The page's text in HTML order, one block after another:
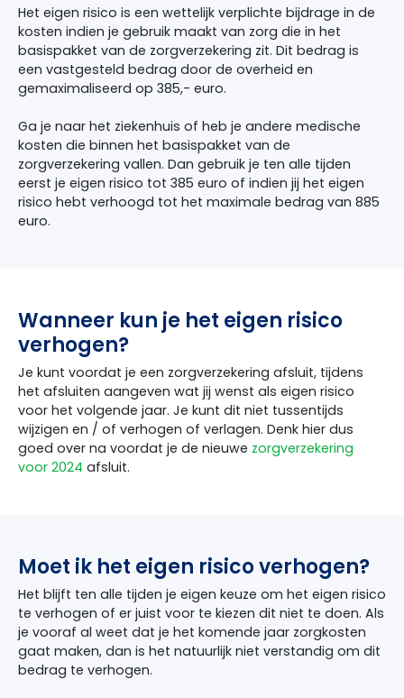
Het eigen risico is een wettelijk verplichte bijdrage in de
kosten indien je gebruik maakt van zorg die in het
basispakket van de zorgverzekering zit. Dit bedrag is
een vastgesteld bedrag door de overheid en
gemaximaliseerd op 385,- euro.
Ga je naar het ziekenhuis of heb je andere medische
kosten die binnen het basispakket van de
zorgverzekering vallen. Dan gebruik je ten alle tijden
eerst je eigen risico tot 385 euro of indien jij het eigen
risico hebt verhoogd tot het maximale bedrag van 885
euro.
Wanneer kun je het eigen risico
verhogen?
Je kunt voordat je een zorgverzekering afsluit, tijdens
het afsluiten aangeven wat jij wenst als eigen risico
voor het volgende jaar. Je kunt dit niet tussentijds
wijzigen en / of verhogen of verlagen. Denk hier dus
goed over na voordat je de nieuwe zorgverzekering
voor 2024 afsluit.
Moet ik het eigen risico verhogen?
Het blijft ten alle tijden je eigen keuze om het eigen risico
te verhogen of er juist voor te kiezen dit niet te doen. Als
je vooraf al weet dat je het komende jaar zorgkosten
gaat maken, dan is het natuurlijk niet verstandig om dit
bedrag te verhogen.